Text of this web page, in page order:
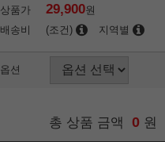
상품가 29,900원
배송비
(조건) 지역별
옵션
총 상품 금액 0 원